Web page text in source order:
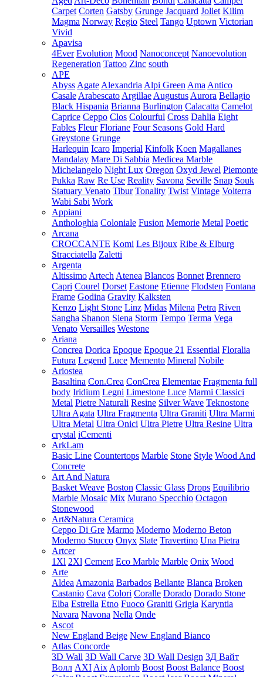
Carpet Corten Gatsby Grunge Jacquard Joliet Kilim
Magma Norway Regio Steel Tango Uptown Victorian
Vivid
Apavisa
4Ever Evolution Mood Nanoconcept Nanoevolution
Regeneration Tattoo Zinc south
APE
Abyss Agate Alexandria Alpi Green Ama Antico
Casale Arabescato Argillae Augustus Aurora Bellagio
Black Hispania Brianna Burlington Calacatta Camelot
Caprice Ceppo Clos Colourful Cross Dahlia Eight
Fables Fleur Floriane Four Seasons Gold Hard
Greystone Grunge
Harlequin Icaro Imperial Kinfolk Koen Magallanes
Mandalay Mare Di Sabbia Medicea Marble
Michelangelo Night Lux Oregon Oxyd Jewel Piemonte
Pukka Raw Re Use Reality Savona Seville Snap Souk
Statuary Venato Tibur Tonality Twist Vintage Volterra
Wabi Sabi Work
Appiani
Anthologhia Coloniale Fusion Memorie Metal Poetic
Arcana
CROCCANTE Komi Les Bijoux Ribe & Elburg
Stracciatella Zaletti
Argenta
Altissimo Artech Atenea Blancos Bonnet Brennero
Capri Courel Dorset Eastone Etienne Flodsten Fontana
Frame Godina Gravity Kalksten
Kenzo Light Stone Linz Midas Milena Petra Riven
Sangha Shanon Siena Storm Tempo Terma Vega
Venato Versailles Westone
Ariana
Concrea Dorica Epoque Epoque 21 Essential Floralia
Futura Legend Luce Memento Mineral Nobile
Ariostea
Basaltina Con.Crea ConCrea Elementae Fragmenta full
body Iridium Legni Limestone Luce Marmi Classici
Metal Pietre Naturali Resine Silver Wave Teknostone
Ultra Agata Ultra Fragmenta Ultra Graniti Ultra Marmi
Ultra Metal Ultra Onici Ultra Pietre Ultra Resine Ultra
crystal iCementi
ArkLam
Basic Line Countertops Marble Stone Style Wood And
Concrete
Art And Natura
Basket Weave Boston Classic Glass Drops Equilibrio
Marble Mosaic Mix Murano Specchio Octagon
Stonewood
Art&Natura Ceramica
Ceppo Di Gre Marmo Moderno Moderno Beton
Moderno Stucco Onyx Slate Travertino Una Pietra
Artcer
1Xl 2Xl Cement Eco Marble Marble Onix Wood
Arte
Aldea Amazonia Barbados Bellante Blanca Broken
Castanio Cava Colori Coralle Dorado Dorado Stone
Elba Estrella Etno Fuoco Graniti Grigia Karyntia
Navara Navona Nella Onde
Ascot
New England Beige New England Bianco
Atlas Concorde
3D Wall 3D Wall Carve 3D Wall Design 3Д Вайт
Волл AXI Aix Aplomb Boost Boost Balance Boost